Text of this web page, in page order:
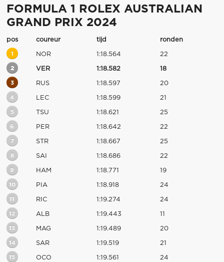
FORMULA 1 ROLEX AUSTRALIAN
GRAND PRIX 2024
pos coureur tijd ronden
1 NOR 1:18.564 22
2 VER 1:18.582 18
3 RUS 1:18.597 20
4 LEC 1:18.599 21
5 TSU 1:18.621 25
6 PER 1:18.642 22
7 STR 1:18.667 25
8 SAI 1:18.686 22
9 HAM 1:18.771 19
10 PIA 1:18.918 24
11 RIC 1:19.274 24
12 ALB 1:19.443 11
13 MAG 1:19.489 20
14 SAR 1:19.519 21
15 OCO 1:19.561 24